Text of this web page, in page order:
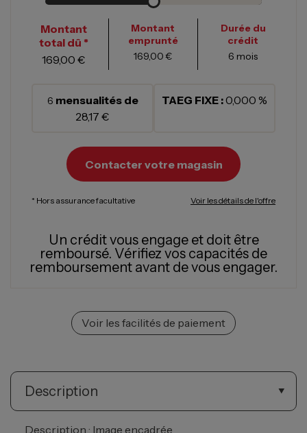
Montant
total dû *
169,00 €
Montant
emprunté
169,00 €
Durée du
crédit
6 mois
6 mensualités de
28,17 €
TAEG FIXE :0,000 %
Contacter votre magasin
* Hors assurance facultative Voir les détails de l'offre
Un crédit vous engage et doit être
remboursé. Vérifiez vos capacités de
remboursement avant de vous engager.
Voir les facilités de paiement
Description
Description : Image encadrée